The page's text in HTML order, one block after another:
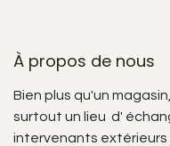
À propos de nous
Bien plus qu'un
surtout un lieu d'
intervenants extérieurs